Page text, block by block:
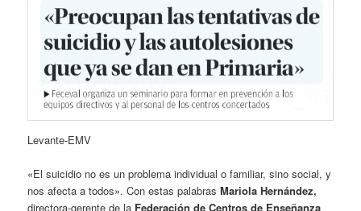
Levante-EMV
«El suicidio no es un problema individual o familiar, sino social, y
nos afecta a todos». Con estas palabras Mariola Hernández,
directora-gerente de la Federación de Centros de Enseñanza